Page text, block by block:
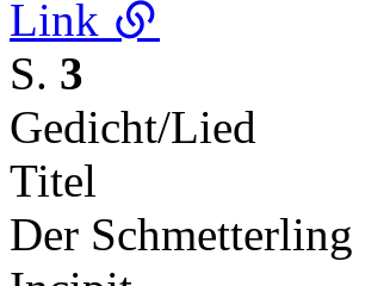
Link
S. 3
Gedicht/Lied
Titel
Der Schmetterling